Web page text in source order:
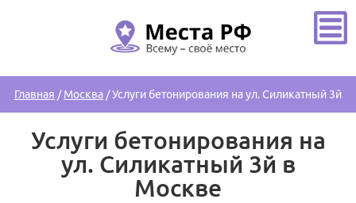
Главная /Москва /Услуги бетонирования на ул. Силикатный 3й
Услуги бетонирования на
ул. Силикатный 3й в
Москве